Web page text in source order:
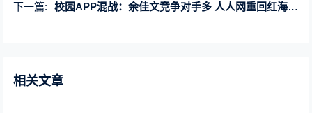
下一篇:
校园APP混战：余佳文竞争对手多 人人网重回红海谋突围
相关文章